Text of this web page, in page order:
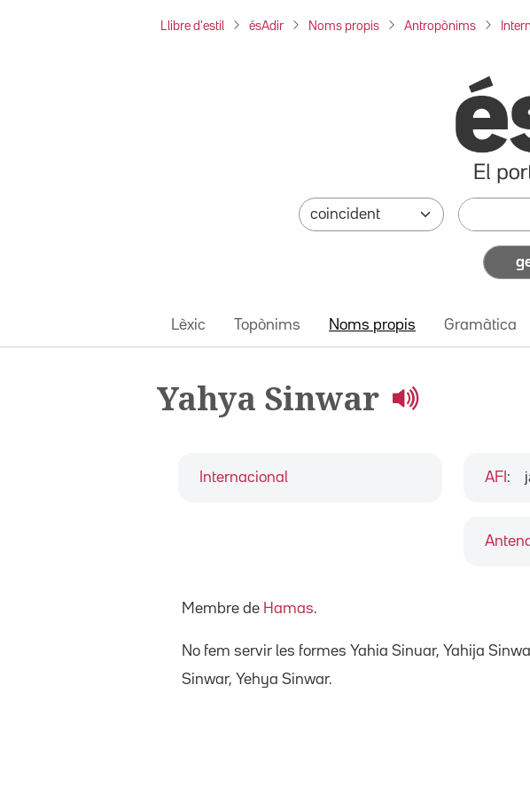
Llibre d'estil ésAdir Noms propis Antropònims
Lèxic Topònims Noms propis Gramàtica
Yahya Sinwar
Internacional AFI :
Membre de Hamas.
No fem servir les formes Yahia Sinuar, Yahija
Sinwar, Yehya Sinwar.